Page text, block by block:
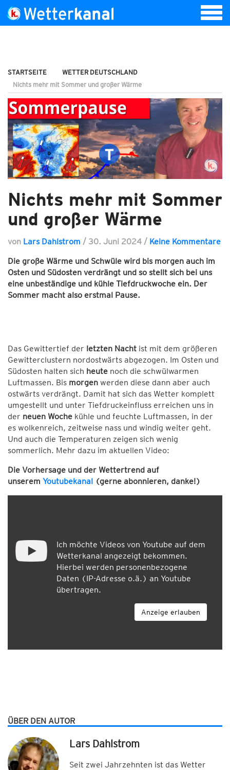
STARTSEITE
WETTER DEUTSCHLAND
Nichts mehr mit Sommer und großer Wärme
Nichts mehr mit Sommer
und großer Wärme
von Lars Dahlstrom / 30. Juni 2024 / Keine Kommentare
Die große Wärme und Schwüle wird bis morgen auch im
Osten und Südosten verdrängt und so stellt sich bei uns
eine unbeständige und kühle Tiefdruckwoche ein. Der
Sommer macht also erstmal Pause.
Das Gewittertief der letzten Nacht ist mit dem größeren
Gewitterclustern nordostwärts abgezogen. Im Osten und
Südosten halten sich heute noch die schwülwarmen
Luftmassen. Bis morgen werden diese dann aber auch
ostwärts verdrängt. Damit hat sich das Wetter komplett
umgestellt und unter Tiefdruckeinfluss erreichen uns in
der neuen Woche kühle und feuchte Luftmassen, in der
es wolkenreich, zeitweise nass und windig weiter geht.
Und auch die Temperaturen zeigen sich wenig
sommerlich. Mehr dazu im aktuellen Video:
Die Vorhersage und der Wettertrend auf
unserem Youtubekanal (gerne abonnieren, danke!)
Ich möchte Videos von Youtube auf dem
Wetterkanal angezeigt bekommen.
Hierbei werden personenbezogene
Daten (IP-Adresse o.ä.) an Youtube
übertragen.
Anzeige erlauben
ÜBER DEN AUTOR
Lars Dahlstrom
Seit zwei Jahrzehnten ist das Wetter